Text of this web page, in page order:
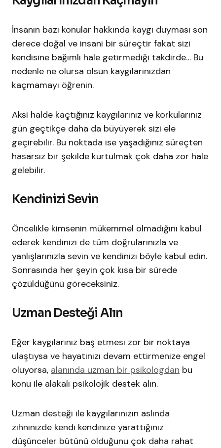
İnsanın bazı konular hakkında kaygı duyması son
derece doğal ve insani bir süreçtir fakat sizi
kendisine bağımlı hale getirmediği takdirde… Bu
nedenle ne olursa olsun kaygılarınızdan
kaçmamayı öğrenin.
Aksi halde kaçtığınız kaygılarınız ve korkularınız
gün geçtikçe daha da büyüyerek sizi ele
geçirebilir. Bu noktada ise yaşadığınız süreçten
hasarsız bir şekilde kurtulmak çok daha zor hale
gelebilir.
Kendinizi Sevin
Öncelikle kimsenin mükemmel olmadığını kabul
ederek kendinizi de tüm doğrularınızla ve
yanlışlarınızla sevin ve kendinizi böyle kabul edin.
Sonrasında her şeyin çok kısa bir sürede
çözüldüğünü göreceksiniz.
Uzman Desteği Alın
Eğer kaygılarınız baş etmesi zor bir noktaya
ulaştıysa ve hayatınızı devam ettirmenize engel
oluyorsa, alanında uzman bir psikologdan bu
konu ile alakalı psikolojik destek alın.
Uzman desteği ile kaygılarınızın aslında
zihninizde kendi kendinize yarattığınız
düşünceler bütünü olduğunu çok daha rahat